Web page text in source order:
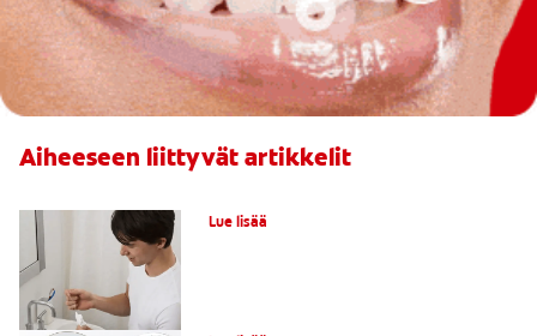
Aiheeseen liittyvät artikkelit
Lue lisää